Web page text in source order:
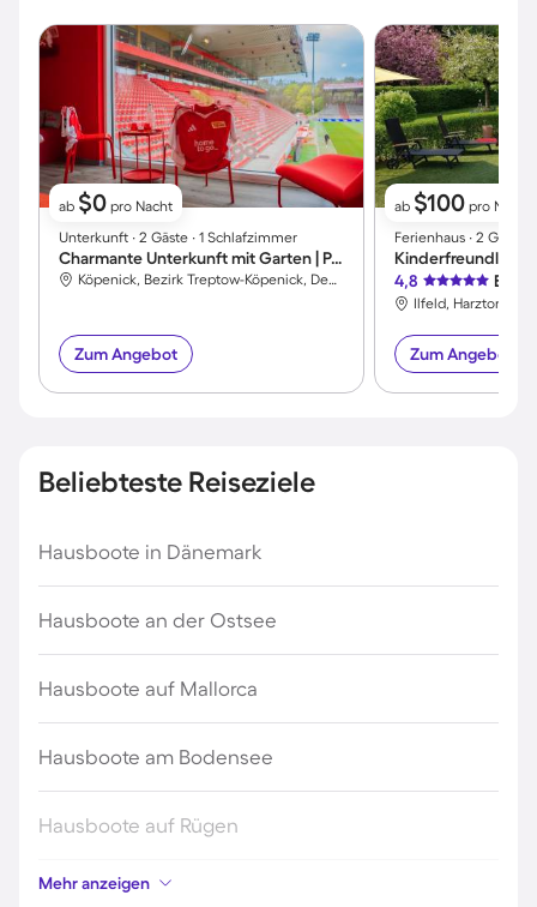
ab $0 pro Nacht
Unterkunft ∙ 2 Gäste ∙ 1 Schlafzimmer
Charmante Unterkunft mit Garten | Panoramablick
Köpenick, Bezirk Treptow-Köpenick, Deutschland
Zum Angebot
ab $100 pro Nacht
Ferienhaus ∙ 2 Gäste
4,8
Ilfeld, Harztor,
Zum Angebot
Beliebteste Reiseziele
Hausboote in Dänemark
Hausboote an der Ostsee
Hausboote auf Mallorca
Hausboote am Bodensee
Hausboote auf Rügen
Hausboote an der Nordsee
Mehr anzeigen